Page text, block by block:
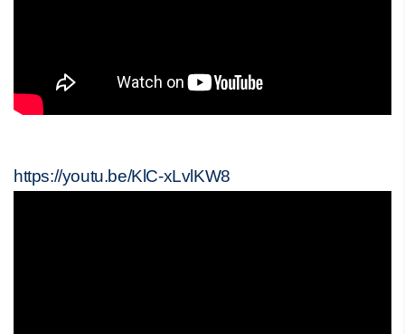
https://youtu.be/KlC-xLvlKW8